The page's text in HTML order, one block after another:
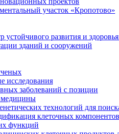
участок «Кропотово»
устойчивого развития и
зданий и сооружений
исследования
заболеваний с позиции
медицины
технологий для
клеточных
функций